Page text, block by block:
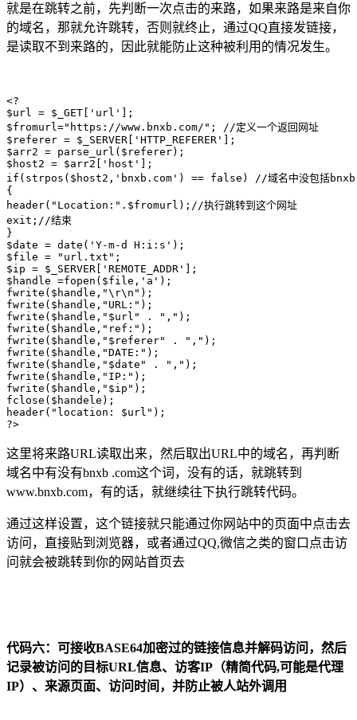
就是在跳转之前，先判断一次点击的来路，如果来路是来自你
的域名，那就允许跳转，否则就终止，通过QQ直接发链接，
是读取不到来路的，因此就能防止这种被利用的情况发生。
<?
$url = $_GET['url'];
$fromurl="https://www.bnxb.com/"; //定义一个返回网址
$referer = $_SERVER['HTTP_REFERER'];
$arr2 = parse_url($referer);
$host2 = $arr2['host'];
if(strpos($host2,'bnxb.com') == false) //域名中没包括
{
header("Location:".$fromurl);//执行跳转到这个网址
exit;//结束
}
$date = date('Y-m-d H:i:s');
$file = "url.txt";
$ip = $_SERVER['REMOTE_ADDR'];
$handle =fopen($file,'a');
fwrite($handle,"\r\n");
fwrite($handle,"URL:");
fwrite($handle,"$url" . ",");
fwrite($handle,"ref:");
fwrite($handle,"$referer" . ",");
fwrite($handle,"DATE:");
fwrite($handle,"$date" . ",");
fwrite($handle,"IP:");
fwrite($handle,"$ip");
fclose($handele);
header("location: $url");
?>
这里将来路URL读取出来，然后取出URL中的域名，再判断
域名中有没有bnxb .com这个词，没有的话，就跳转到
www.bnxb.com，有的话，就继续往下执行跳转代码。
通过这样设置，这个链接就只能通过你网站中的页面中点击去
访问，直接贴到浏览器，或者通过QQ,微信之类的窗口点击访
问就会被跳转到你的网站首页去
代码六：可接收BASE64加密过的链接信息并解码访问，然后
记录被访问的目标URL信息、访客IP（精简代码,可能是代理
IP）、来源页面、访问时间，并防止被人站外调用